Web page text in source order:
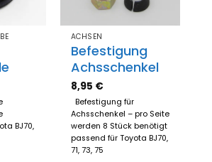
BJ70,
ACHSEN
Befestigung
Achsschenkel
8,95 €
Befestigung für
Achsschenkel – pro Seite
werden 8 Stück benötigt
passend für Toyota BJ70,
71, 73, 75